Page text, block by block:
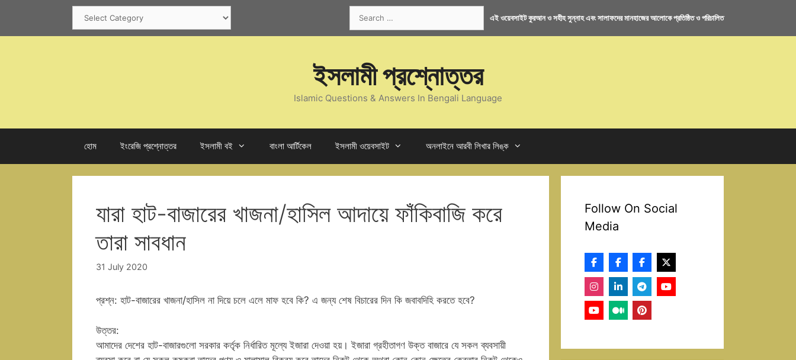
content
for:
এই ওয়েবসাইট কুরআন ও সহীহ সুন্নাহ এবং সালাফদের মানহাজের আলোকে প্রতিষ্ঠিত ও পরিচালিত
ইসলামী প্রশ্নোত্তর
Islamic Questions & Answers In Bengali Language
হোম ইংরেজি প্রশ্নোত্তর ইসলামী বই বাংলা আর্টিকেল ইসলামী ওয়েবসাইট অনলাইনে আরবী লিখার লিঙ্ক
যারা হাট-বাজারের খাজনা/হাসিল আদায়ে ফাঁকিবাজি করে
তারা সাবধান
31 July 2020
প্রশ্ন: হাট-বাজারের খাজনা/হাসিল না দিয়ে চলে এলে মাফ হবে কি? এ জন্য শেষ বিচারের দিন কি জবাবদিহি করতে হবে?
উত্তর:
আমাদের দেশের হাট-বাজারগুলো সরকার কর্তৃক নির্ধারিত মূল্যে ইজারা দেওয়া হয়। ইজারা গ্রহীতাগণ উক্ত বাজারে যে সকল ব্যবসায়ী
Follow On Social
Media